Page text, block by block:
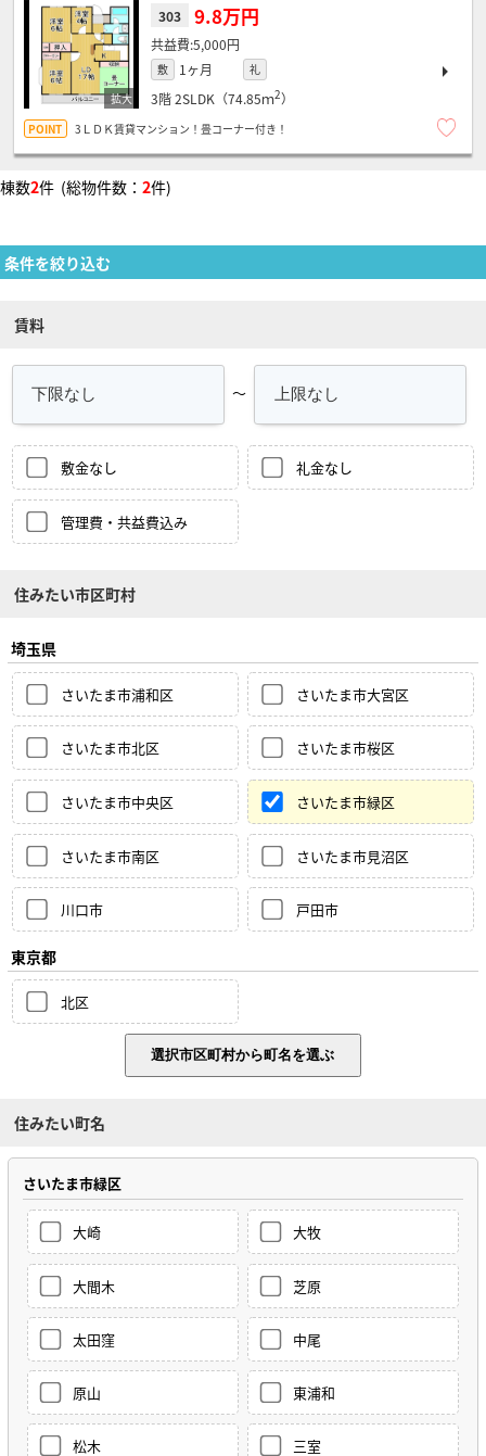
303 9.8万円
5,000円
敷 1ヶ月 礼
3階2SLDK（74.85ｍ2）
3ＬＤＫ賃貸マンション！畳コーナー付き！
棟数2件 (総物件数： 2件)
条件を絞り込む
賃料
～
敷金なし 礼金なし
管理費・共益費込み
住みたい市区町村
埼玉県
さいたま市浦和区 さいたま市大宮区
さいたま市北区 さいたま市桜区
さいたま市中央区 さいたま市緑区
さいたま市南区 さいたま市見沼区
川口市 戸田市
東京都
北区
住みたい町名
さいたま市緑区
大崎 大牧
大間木 芝原
太田窪 中尾
原山 東浦和
松木 三室